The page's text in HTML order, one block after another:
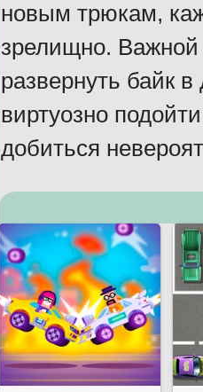
новым трюкам,
зрелищно. Важной
развернуть байк
виртуозно
добиться